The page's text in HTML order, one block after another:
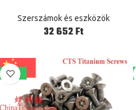
2000Rpm-6000Rpm 7W
Szerszámok és eszközök
Ft
-18%